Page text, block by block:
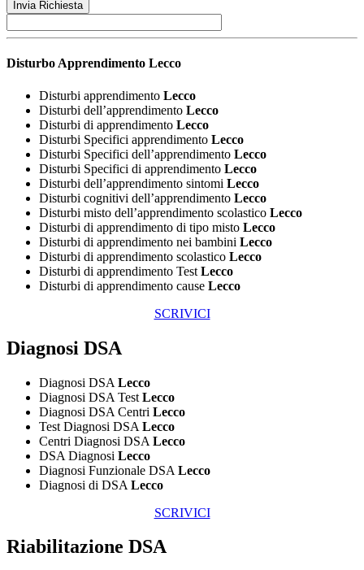
Disturbo Apprendimento Lecco
Disturbi apprendimento Lecco
Disturbi dell’apprendimento Lecco
Disturbi di apprendimento Lecco
Disturbi Specifici apprendimento Lecco
Disturbi Specifici dell’apprendimento Lecco
Disturbi Specifici di apprendimento Lecco
Disturbi dell’apprendimento sintomi Lecco
Disturbi cognitivi dell’apprendimento Lecco
Disturbi misto dell’apprendimento scolastico Lecco
Disturbi di apprendimento di tipo misto Lecco
Disturbi di apprendimento nei bambini Lecco
Disturbi di apprendimento scolastico Lecco
Disturbi di apprendimento Test Lecco
Disturbi di apprendimento cause Lecco
SCRIVICI
Diagnosi DSA
Diagnosi DSA Lecco
Diagnosi DSA Test Lecco
Diagnosi DSA Centri Lecco
Test Diagnosi DSA Lecco
Centri Diagnosi DSA Lecco
DSA Diagnosi Lecco
Diagnosi Funzionale DSA Lecco
Diagnosi di DSA Lecco
SCRIVICI
Riabilitazione DSA